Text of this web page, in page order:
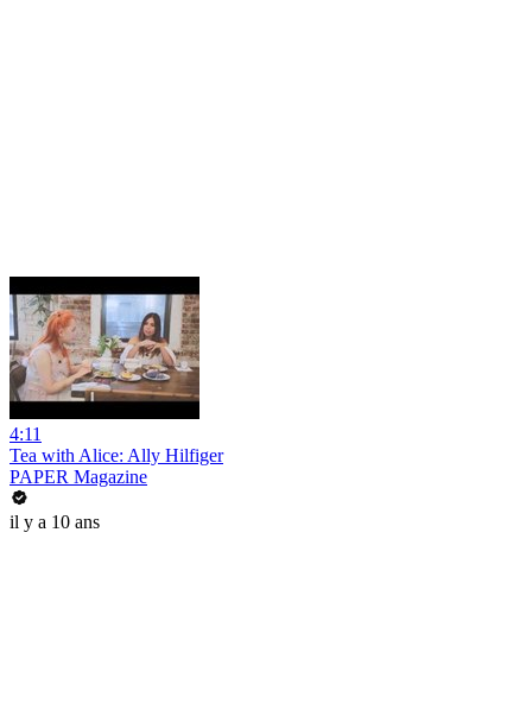
4:11
Tea with Alice: Ally Hilfiger
PAPER Magazine
il y a 10 ans